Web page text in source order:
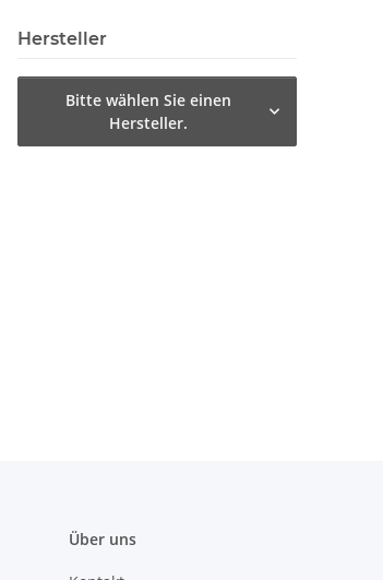
Hersteller
Bitte wählen Sie einen
Hersteller.
Über uns